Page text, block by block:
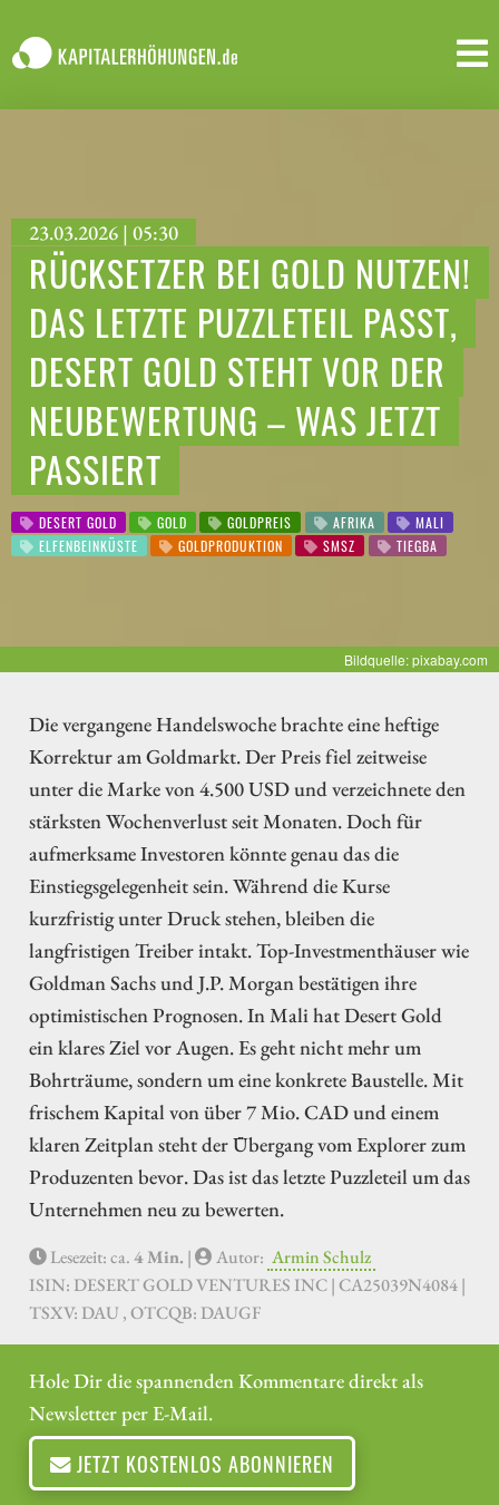
23.03.2026 | 05:30
RÜCKSETZER BEI GOLD NUTZEN!
DAS LETZTE PUZZLETEIL PASST,
DESERT GOLD STEHT VOR DER
NEUBEWERTUNG – WAS JETZT
PASSIERT
DESERT GOLD GOLD GOLDPREIS AFRIKA
MALI
ELFENBEINKÜSTE
GOLDPRODUKTION SMSZ TIEGBA
Bildquelle: pixabay.com
Die vergangene Handelswoche brachte eine heftige
Korrektur am Goldmarkt. Der Preis fiel zeitweise
unter die Marke von 4.500 USD und verzeichnete den
stärksten Wochenverlust seit Monaten. Doch für
aufmerksame Investoren könnte genau das die
Einstiegsgelegenheit sein. Während die Kurse
kurzfristig unter Druck stehen, bleiben die
langfristigen Treiber intakt. Top-Investmenthäuser wie
Goldman Sachs und J.P. Morgan bestätigen ihre
optimistischen Prognosen. In Mali hat Desert Gold
ein klares Ziel vor Augen. Es geht nicht mehr um
Bohrträume, sondern um eine konkrete Baustelle. Mit
frischem Kapital von über 7 Mio. CAD und einem
klaren Zeitplan steht der Übergang vom Explorer zum
Produzenten bevor. Das ist das letzte Puzzleteil um das
Unternehmen neu zu bewerten.
Lesezeit: ca.4 Min. | Autor: Armin Schulz
ISIN: DESERT GOLD VENTURES INC | CA25039N4084 |
TSXV: DAU , OTCQB: DAUGF
Hole Dir die spannenden Kommentare direkt als
Newsletter per E-Mail.
JETZT KOSTENLOS ABONNIEREN